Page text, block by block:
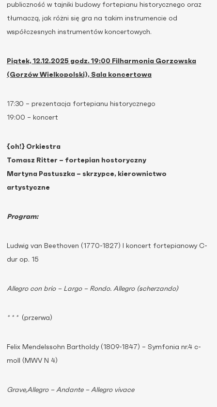
publiczność w tajniki budowy fortepianu historycznego oraz
tłumaczą, jak różni się gra na takim instrumencie od
współczesnych instrumentów koncertowych.
Piątek, 12.12.2025 godz. 19:00 Filharmonia Gorzowska
(Gorzów Wielkopolski), Sala koncertowa
17:30 – prezentacja fortepianu historycznego
19:00 – koncert
{oh!} Orkiestra
Tomasz Ritter – fortepian hostoryczny
Martyna Pastuszka – skrzypce, kierownictwo
artystyczne
Program:
Ludwig van Beethoven (1770-1827) I koncert fortepianowy C-
dur op. 15
Allegro con brio – Largo – Rondo. Allegro (scherzando)
* * * (przerwa)
Felix Mendelssohn Bartholdy (1809-1847) – Symfonia nr.4 c-
moll (MWV N 4)
Grave,Allegro – Andante – Allegro vivace